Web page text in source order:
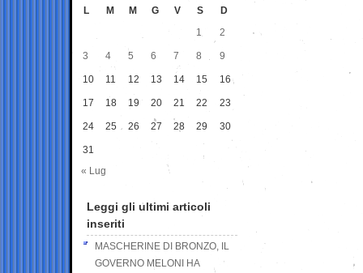
L M M G V S
D
1
2
3 4 5 6 7 8 9
10 11 12 13 14 15 16
17 18 19 20 21 22 23
24 25 26 27 28 29 30
31
« Lug
Leggi gli ultimi articoli
inseriti
MASCHERINE DI BRONZO, IL
GOVERNO MELONI HA